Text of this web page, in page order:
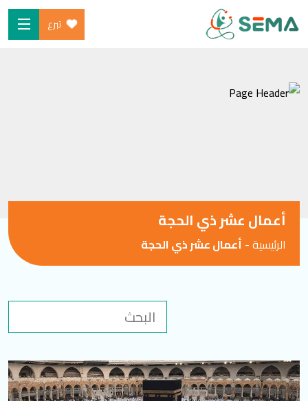
content
تبرع
من نحن
الأخبار والموارد
المدونة
تسجيل الدخول
العربية
English
أعمال عشر ذي الحجة
الرئيسية- أعمال عشر ذي الحجة